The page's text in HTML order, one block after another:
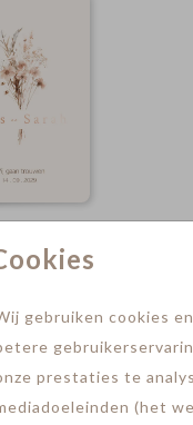
gebruiken cookies
prestaties te
(het